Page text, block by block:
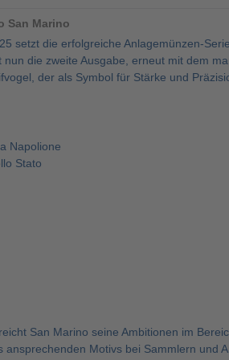
San Marino
setzt die erfolgreiche Anlagemünzen-
die zweite Ausgabe, erneut mit dem
der als Symbol für Stärke und
Napolione
Stato
San Marino seine Ambitionen im
ansprechenden Motivs bei Sammlern und